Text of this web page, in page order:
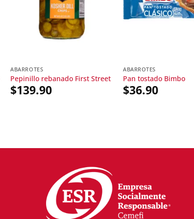
ABARROTES
Pepinillo rebanado First Street
$139.90
ABARROTES
Pan tostado Bimbo
$36.90